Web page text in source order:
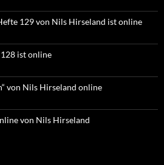
129 von Nils Hirseland ist online
ist online
von Nils Hirseland online
von Nils Hirseland